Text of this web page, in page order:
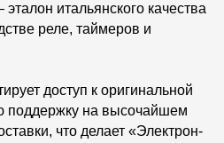
итальянского качества
реле, таймеров и
доступ к оригинальной
поддержку на высочайшем
что делает «Электрон-